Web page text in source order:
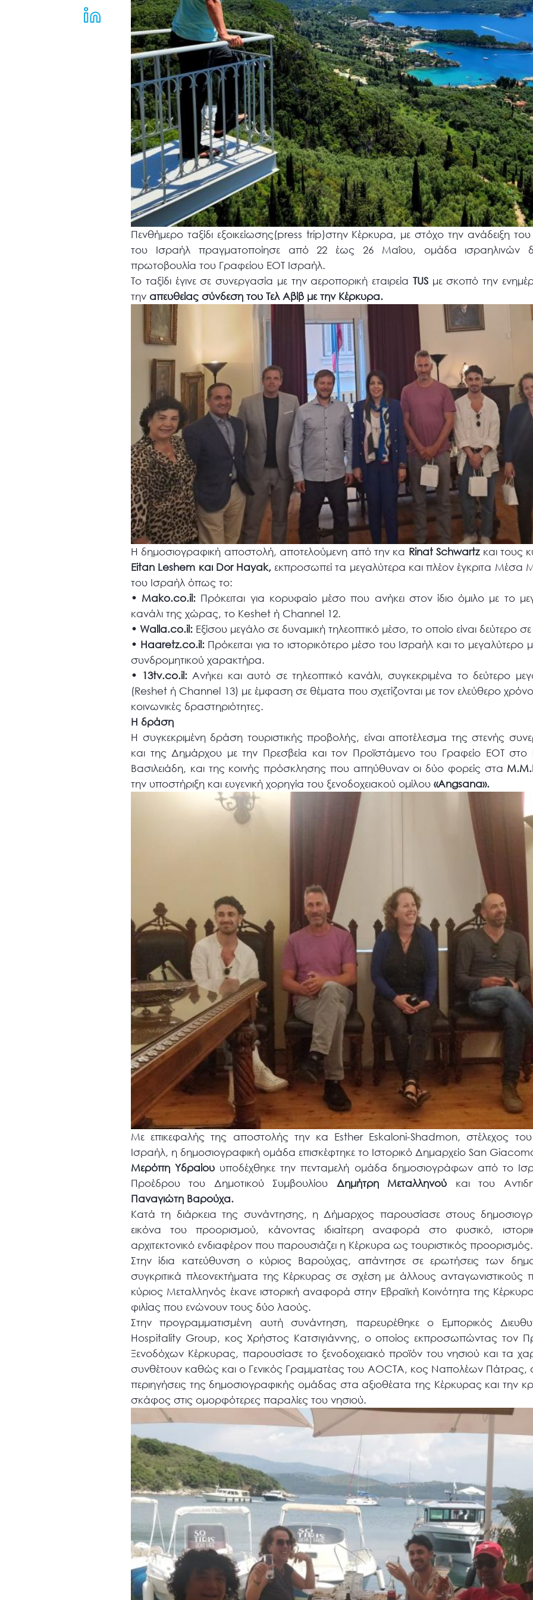
Πενθήμερο ταξίδι εξοικείωσης(press trip)στην Κέρκυρα, με στόχο την ανάδειξη
του Ισραήλ πραγματοποίησε από 22 έως 26 Μαΐου, ομάδα ισραηλινών
πρωτοβουλία του Γραφείου ΕΟΤ Ισραήλ.
Το ταξίδι έγινε σε συνεργασία με την αεροπορική εταιρεία TUSμε σκοπό την
την απευθείας σύνδεση του Τελ Αβίβ με την Κέρκυρα.
Η δημοσιογραφική αποστολή, αποτελούμενη από την κα Rinat Schwartzκαι τους
Eitan Leshem και Dor Hayak,εκπροσωπεί τα μεγαλύτερα και πλέον έγκριτα Μέσα
του Ισραήλ όπως το:
• Mako.co.il: Πρόκειται για κορυφαίο μέσο που ανήκει στον ίδιο όμιλο με το
κανάλι της χώρας, το Keshet ή Channel 12.
• Walla.co.il: Εξίσου μεγάλο σε δυναμική τηλεοπτικό μέσο, το οποίο είναι δεύτερο
• Haaretz.co.il:Πρόκειται για το ιστορικότερο μέσο του Ισραήλ και το
συνδρομητικού χαρακτήρα.
• 13tv.co.il:Ανήκει και αυτό σε τηλεοπτικό κανάλι, συγκεκριμένα το δεύτερο
(Reshet ή Channel 13) με έμφαση σε θέματα που σχετίζονται με τον ελεύθερο
κοινωνικές δραστηριότητες.
Η δράση
Η συγκεκριμένη δράση τουριστικής προβολής, είναι αποτέλεσμα της στενής
και της Δημάρχου με την Πρεσβεία και τον Προϊστάμενο του Γραφείο ΕΟΤ
Βασιλειάδη, και της κοινής πρόσκλησης που απηύθυναν οι δύο φορείς στα
την υποστήριξη και ευγενική χορηγία του ξενοδοχειακού ομίλου«Αngsana».
Με επικεφαλής της αποστολής την κα Esther Eskaloni-Shadmon, στέλεχος
Ισραήλ, η δημοσιογραφική ομάδα επισκέφτηκε το Ιστορικό Δημαρχείο San
Μερόπη Υδραίου υποδέχθηκε την πενταμελή ομάδα δημοσιογράφων από το
Προέδρου του Δημοτικού Συμβουλίου Δημήτρη Μεταλληνού και του
Παναγιώτη Βαρούχα.
Κατά τη διάρκεια της συνάντησης, η Δήμαρχος παρουσίασε στους
εικόνα του προορισμού, κάνοντας ιδιαίτερη αναφορά στο φυσικό,
αρχιτεκτονικό ενδιαφέρον που παρουσιάζει η Κέρκυρα ως τουριστικός προορισμός.
Στην ίδια κατεύθυνση o κύριος Βαρούχας, απάντησε σε ερωτήσεις των
συγκριτικά πλεονεκτήματα της Κέρκυρας σε σχέση με άλλους
κύριος Μεταλληνός έκανε ιστορική αναφορά στην Εβραϊκή Κοινότητα της
φιλίας που ενώνουν τους δύο λαούς.
Στην προγραμματισμένη αυτή συνάντηση, παρευρέθηκε ο Εμπορικός
Hospitality Group, κος Χρήστος Κατσιγιάννης, ο οποίος εκπροσωπώντας τον
Ξενοδόχων Κέρκυρας, παρουσίασε το ξενοδοχειακό προϊόν του νησιού και τα
συνθέτουν καθώς και ο Γενικός Γραμματέας του AOCTA, κος Ναπολέων Πάτρας,
περιηγήσεις της δημοσιογραφικής ομάδας στα αξιοθέατα της Κέρκυρας και την
σκάφος στις ομορφότερες παραλίες του νησιού.